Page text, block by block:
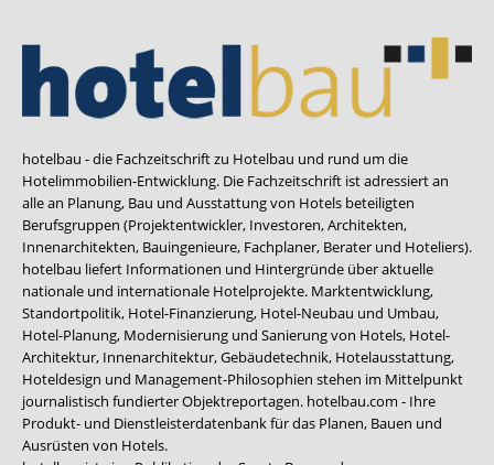
hotelbau - die Fachzeitschrift zu Hotelbau und rund um die
Hotelimmobilien-Entwicklung. Die Fachzeitschrift ist adressiert an
alle an Planung, Bau und Ausstattung von Hotels beteiligten
Berufsgruppen (Projektentwickler, Investoren, Architekten,
Innenarchitekten, Bauingenieure, Fachplaner, Berater und Hoteliers).
hotelbau liefert Informationen und Hintergründe über aktuelle
nationale und internationale Hotelprojekte. Marktentwicklung,
Standortpolitik, Hotel-Finanzierung, Hotel-Neubau und Umbau,
Hotel-Planung, Modernisierung und Sanierung von Hotels, Hotel-
Architektur, Innenarchitektur, Gebäudetechnik, Hotelausstattung,
Hoteldesign und Management-Philosophien stehen im Mittelpunkt
journalistisch fundierter Objektreportagen. hotelbau.com - Ihre
Produkt- und Dienstleisterdatenbank für das Planen, Bauen und
Ausrüsten von Hotels.